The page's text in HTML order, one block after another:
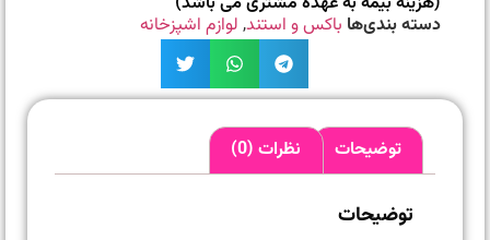
دسته بندی‌هاباکس و استند ,لوازم اشپزخانه
توضیحات نظرات (0)
توضیحات